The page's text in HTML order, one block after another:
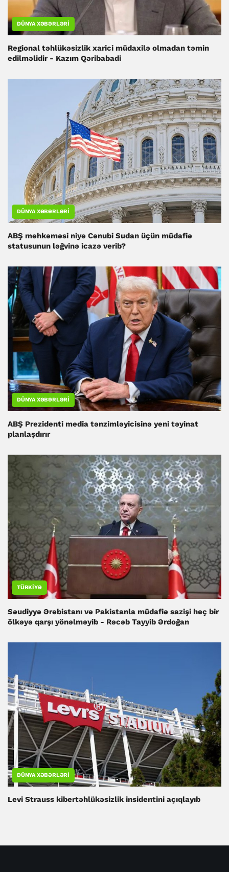
DÜNYA XƏBƏRLƏRI
Regional təhlükəsizlik xarici müdaxilə olmadan təmin
edilməlidir - Kazım Qəribabadi
DÜNYA XƏBƏRLƏRI
ABŞ məhkəməsi niyə Cənubi Sudan üçün müdafiə
statusunun ləğvinə icazə verib?
DÜNYA XƏBƏRLƏRI
ABŞ Prezidenti media tənzimləyicisinə yeni təyinat
planlaşdırır
TÜRKIYƏ
Səudiyyə Ərəbistanı və Pakistanla müdafiə sazişi heç bir
ölkəyə qarşı yönəlməyib - Rəcəb Tayyib Ərdoğan
DÜNYA XƏBƏRLƏRI
Levi Strauss kibertəhlükəsizlik insidentini açıqlayıb